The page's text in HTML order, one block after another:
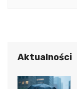
Aktualności